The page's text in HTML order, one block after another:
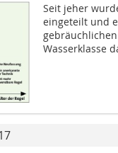
Seit jeher
eingeteilt und
Wasserklasse